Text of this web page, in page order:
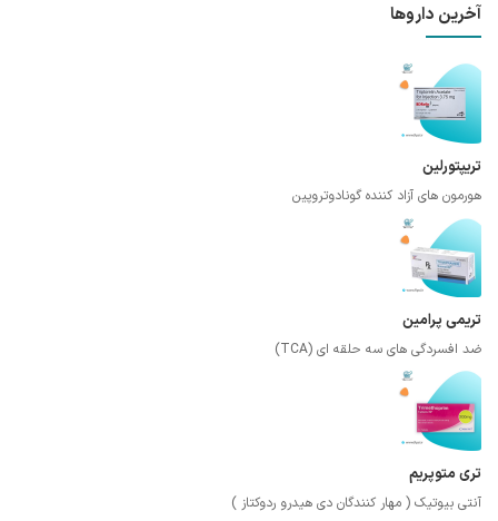
آخرین داروها
تریپتورلین
هورمون های آزاد کننده گونادوتروپین
تریمی پرامین
ضد افسردگی های سه حلقه ای (TCA)
تری متوپریم
آنتی بیوتیک ( مهار کنندگان دی هیدرو ردوکتاز )